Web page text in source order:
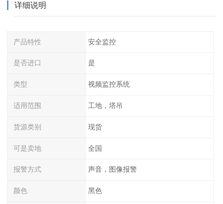
详细说明
产品特性 安全监控
是否进口 是
类型 视频监控系统
适用范围 工地，塔吊
货源类别 现货
可是卖地 全国
报警方式 声音，图像报警
颜色 黑色